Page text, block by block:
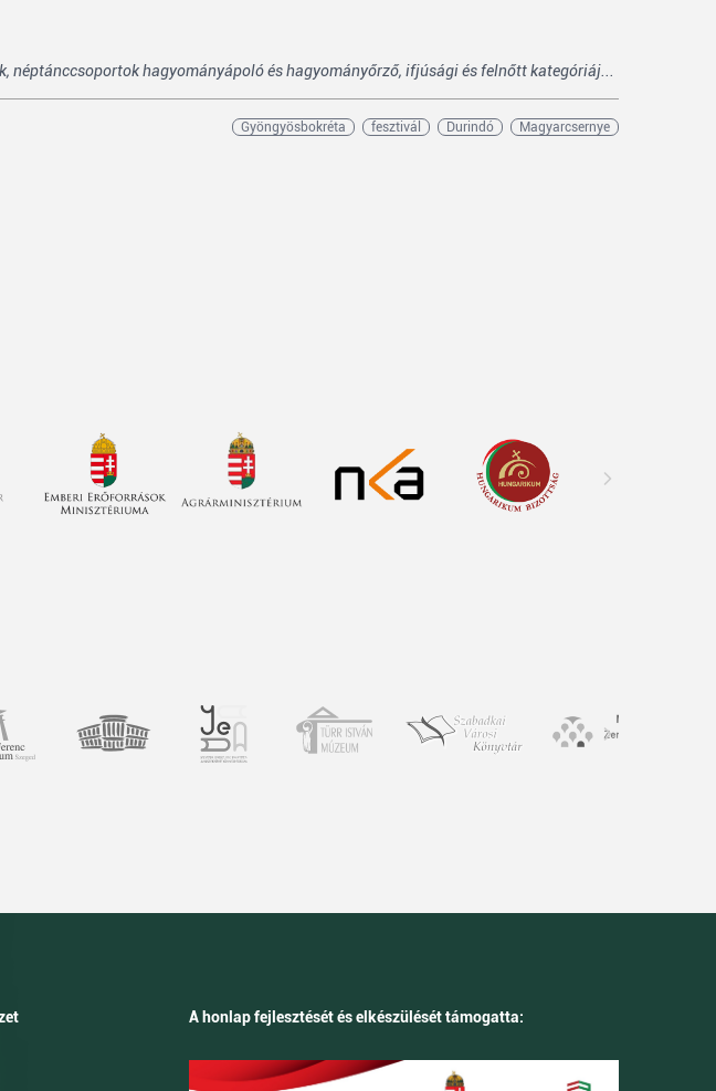
néptánccsoportok hagyományápoló és hagyományőrző, ifjúsági és felnőtt kategóriáj...
Gyöngyösbokréta fesztivál Durindó Magyarcsernye
A honlap fejlesztését és elkészülését támogatta: